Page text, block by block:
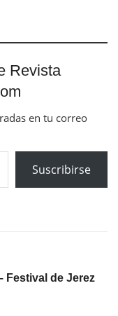
Revista
en tu correo
Suscribirse
Festival de Jerez